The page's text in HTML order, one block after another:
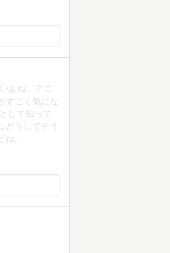
よね。アニ
すごく気にな
して知って
どうしてそう
。